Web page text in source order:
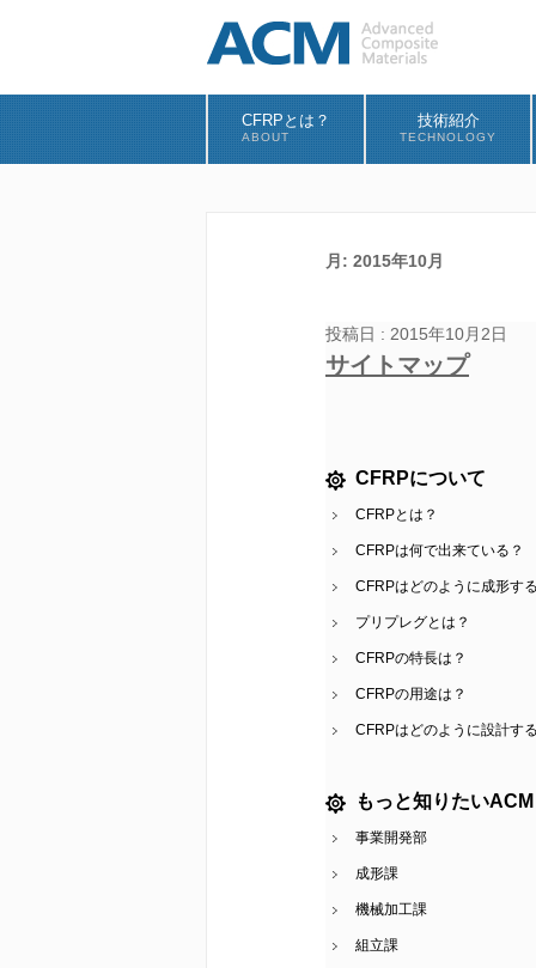
CFRPとは？
ABOUT
技術紹介
TECHNOLOGY
月: 2015年10月
投稿日 : 2015年10月2日
サイトマップ
CFRPについて
CFRPとは？
CFRPは何で出来ている？
CFRPはどのように成形す
プリプレグとは？
CFRPの特長は？
CFRPの用途は？
CFRPはどのように設計す
もっと知りたいACM
事業開発部
成形課
機械加工課
組立課